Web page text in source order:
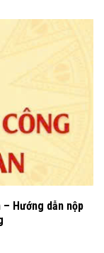
Hướng dẫn nộp